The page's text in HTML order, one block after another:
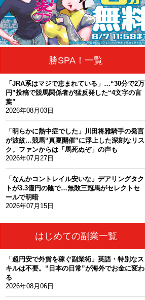
勝SPA！一覧
「JRA系はマジで恵まれている」…“30分で2万
円”投稿で競馬関係者が猛反発した“4文字の言
葉”
2026年08月03日
「明らかに熱中症でした」川田将雅騎手の発言
が波紋…競馬“真夏開催”に浮上した深刻なリス
ク。ファンからは「馬死ぬぞ」の声も
2026年07月27日
「なんかコントレイル安いな」デアリングタク
トが3.3億円の陰で…無敗三冠馬がセレクトセ
ールで明暗
2026年07月15日
はじめての副業一覧
「超円安で外貨を稼ぐ副業術」英語・特別なス
キルは不要。“日本の日常”が海外でお金に変わ
る
2026年08月06日